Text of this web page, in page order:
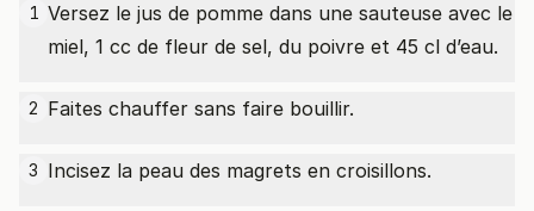
1 Versez le jus de pomme dans une sauteuse avec le
miel, 1 cc de fleur de sel, du poivre et 45 cl d’eau.
2 Faites chauffer sans faire bouillir.
3 Incisez la peau des magrets en croisillons.